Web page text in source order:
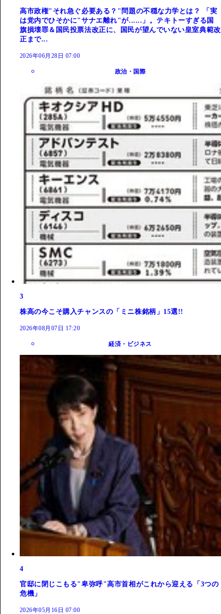
高市政権"それ急ぐ必要ある？"問題の不穏な力学とは？ 「実
は党内でひそかに"サナエ離れ"が......」。テキトーすぎる国
旗損壊罪＆国民投票法改正に、国民が望んでいない皇室典範改
正まで...
2026年06月28日 07:00
政治・国際
3
株高の今こそ購入チャンスの「ミニ株銘柄」15選!!
2026年08月07日 17:20
経済・ビジネス
4
官邸に閉じこもる"卑弥呼"高市首相がこれから迎える「3つの
危機」
2026年05月16日 07:00